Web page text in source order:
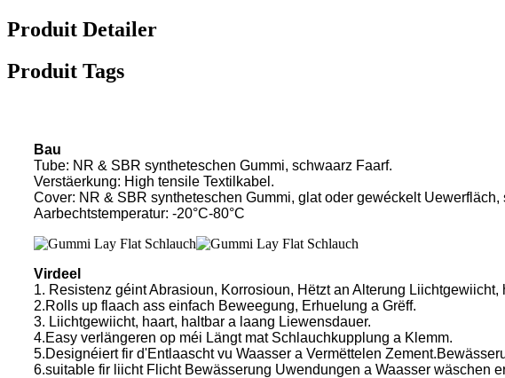
Produit Detailer
Produit Tags
Bau
Tube: NR & SBR syntheteschen Gummi, schwaarz Faarf.
Verstäerkung: High tensile Textilkabel.
Cover: NR & SBR syntheteschen Gummi, glat oder gewéckelt Uewerfläch,
Aarbechtstemperatur: -20°C-80°C
Virdeel
1. Resistenz géint Abrasioun, Korrosioun, Hëtzt an Alterung
2.Rolls up flaach ass einfach Beweegung, Erhuelung a Grëff.
3. Liichtgewiicht, haart, haltbar a laang Liewensdauer.
4.Easy verlängeren op méi Längt mat Schlauchkupplung a Klemm.
5.Designéiert fir d'Entlaascht vu Waasser a Vermëttelen
6.suitable fir liicht Flicht Bewässerung Uwendungen a Waasser wäschen